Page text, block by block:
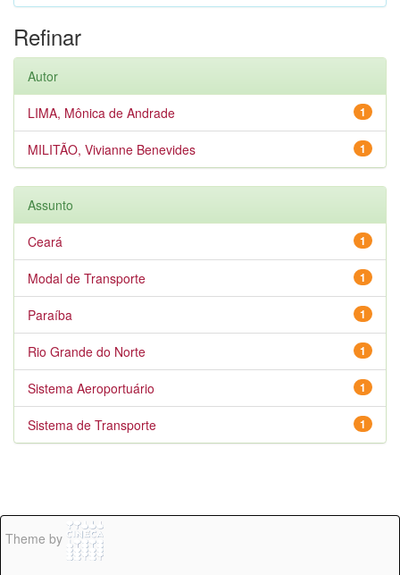
Refinar
Autor
1
LIMA, Mônica de Andrade
1
MILITÃO, Vivianne Benevides
Assunto
1
Ceará
1
Modal de Transporte
1
Paraíba
1
Rio Grande do Norte
1
Sistema Aeroportuário
1
Sistema de Transporte
Theme by